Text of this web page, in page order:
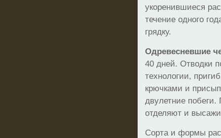
укоренившиеся
течение одного
грядку.
Одревесневшие
40 дней. Отводки
технологии,
крючками и
двулетние побеги.
отделяют и
Сорта и формы